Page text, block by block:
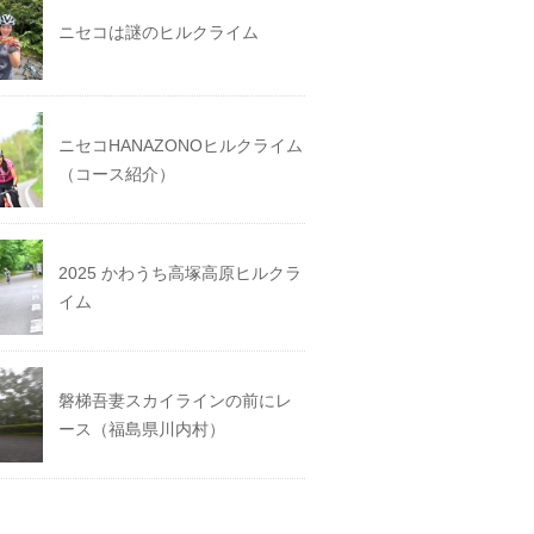
ニセコは謎のヒルクライム
ニセコHANAZONOヒルクライム
（コース紹介）
2025 かわうち高塚高原ヒルクラ
イム
磐梯吾妻スカイラインの前にレ
ース（福島県川内村）